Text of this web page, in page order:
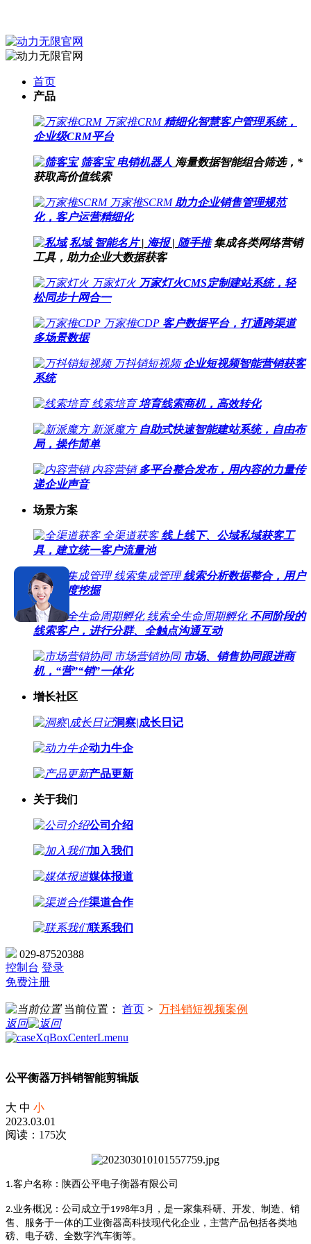
首页
产品
万家推CRM 精细化智慧客户管理系统，
企业级CRM平台
筛客宝 电销机器人 海量数据智能组合筛选，*
获取高价值线索
万家推SCRM 助力企业销售管理规范
化，客户运营精细化
私域 智能名片 | 海报 | 随手推 集成各类网络营销
工具，助力企业大数据获客
万家灯火 万家灯火CMS定制建站系统，轻
松同步十网合一
万家推CDP 客户数据平台，打通跨渠道
多场景数据
万抖销短视频 企业短视频智能营销获客
系统
线索培育 培育线索商机，高效转化
新派魔方 自助式快速智能建站系统，自由布
局，操作简单
内容营销 多平台整合发布，用内容的力量传
递企业声音
场景方案
全渠道获客 线上线下、公域私域获客工
具，建立统一客户流量池
线索集成管理 线索分析数据整合，用户
画像深度挖掘
线索全生命周期孵化 不同阶段的
线索客户，进行分群、全触点沟通互动
市场营销协同 市场、销售协同跟进商
机，“营”“销”一体化
增长社区
洞察|成长日记
动力牛企
产品更新
关于我们
公司介绍
加入我们
媒体报道
渠道合作
联系我们
029-87520388
控制台 登录
免费注册
当前位置： 首页 > 万抖销短视频案例
返回
公平衡器万抖销智能剪辑版
大 中 小
2023.03.01
阅读：175次
1.客户名称：陕西公平电子衡器有限公司
2.业务概况：公司成立于1998年3 月，是一家集科研 开发 制造
销
售、服务于一体的工业衡器高科技现代化企业 ， 主营产品包括各类地
磅、电子磅、全数字汽车衡等。